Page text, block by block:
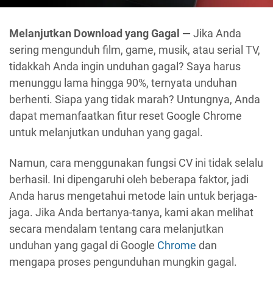
Melanjutkan Download yang Gagal — Jika Anda
sering mengunduh film, game, musik, atau serial TV,
tidakkah Anda ingin unduhan gagal? Saya harus
menunggu lama hingga 90%, ternyata unduhan
berhenti. Siapa yang tidak marah? Untungnya, Anda
dapat memanfaatkan fitur reset Google Chrome
untuk melanjutkan unduhan yang gagal.
Namun, cara menggunakan fungsi CV ini tidak selalu
berhasil. Ini dipengaruhi oleh beberapa faktor, jadi
Anda harus mengetahui metode lain untuk berjaga-
jaga. Jika Anda bertanya-tanya, kami akan melihat
secara mendalam tentang cara melanjutkan
unduhan yang gagal di Google Chrome dan
mengapa proses pengunduhan mungkin gagal.